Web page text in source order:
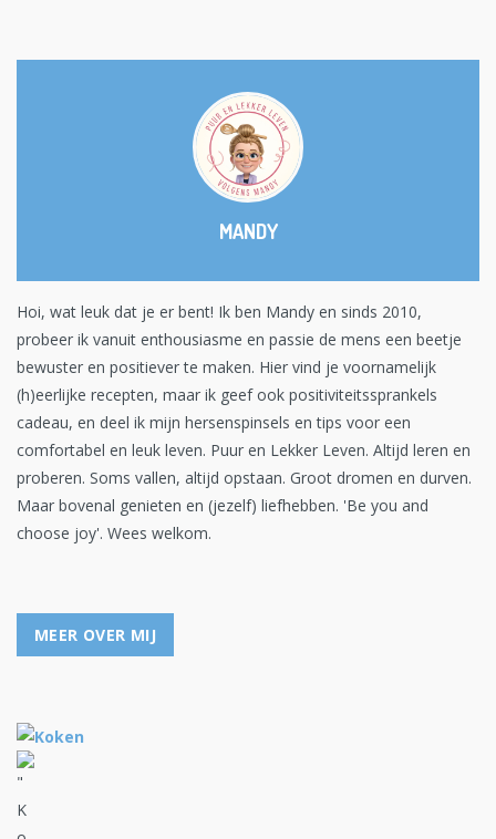
MANDY
Hoi, wat leuk dat je er bent! Ik ben Mandy en sinds 2010,
probeer ik vanuit enthousiasme en passie de mens een beetje
bewuster en positiever te maken. Hier vind je voornamelijk
(h)eerlijke recepten, maar ik geef ook positiviteitssprankels
cadeau, en deel ik mijn hersenspinsels en tips voor een
comfortabel en leuk leven. Puur en Lekker Leven. Altijd leren en
proberen. Soms vallen, altijd opstaan. Groot dromen en durven.
Maar bovenal genieten en (jezelf) liefhebben. 'Be you and
choose joy'. Wees welkom.
MEER OVER MIJ